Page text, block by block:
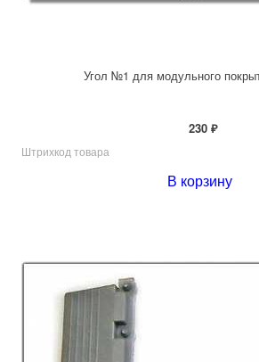
Угол №1 для модульного
230 ₽
Штрихкод товара
В корзину